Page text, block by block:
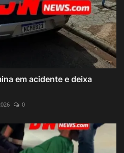
em acidente e deixa
0